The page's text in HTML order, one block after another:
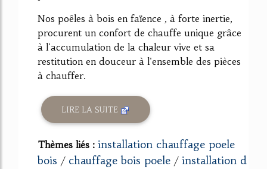
Nos poêles à bois en faïence , à forte inertie,
procurent un confort de chauffe unique grâce
à l'accumulation de la chaleur vive et sa
restitution en douceur à l'ensemble des pièces
à chauffer.
LIRE LA SUITE
Thèmes liés : installation chauffage poele
bois / chauffage bois poele / installation d